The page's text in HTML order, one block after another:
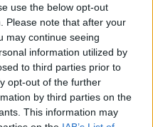
use the below opt-out
Please note that after your
may continue seeing
information utilized by
to third parties prior to
opt-out of the further
by third parties on the
This information may